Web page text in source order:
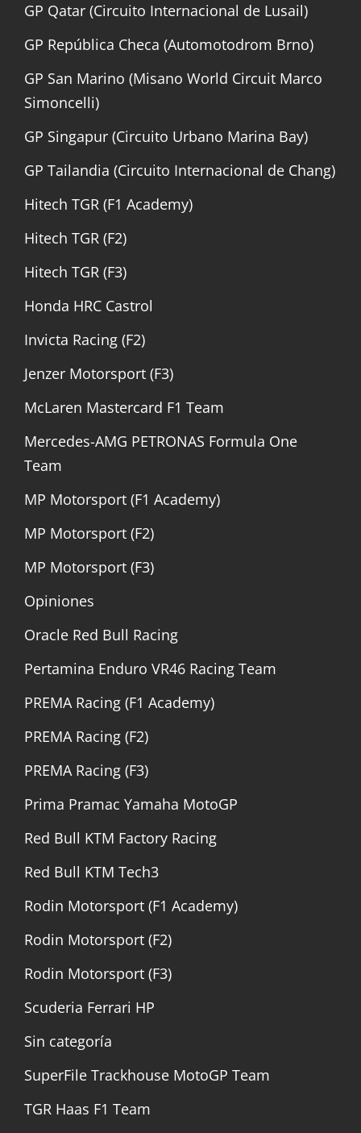
GP Qatar (Circuito Internacional de Lusail)
GP República Checa (Automotodrom Brno)
GP San Marino (Misano World Circuit Marco
Simoncelli)
GP Singapur (Circuito Urbano Marina Bay)
GP Tailandia (Circuito Internacional de Chang)
Hitech TGR (F1 Academy)
Hitech TGR (F2)
Hitech TGR (F3)
Honda HRC Castrol
Invicta Racing (F2)
Jenzer Motorsport (F3)
McLaren Mastercard F1 Team
Mercedes-AMG PETRONAS Formula One
Team
MP Motorsport (F1 Academy)
MP Motorsport (F2)
MP Motorsport (F3)
Opiniones
Oracle Red Bull Racing
Pertamina Enduro VR46 Racing Team
PREMA Racing (F1 Academy)
PREMA Racing (F2)
PREMA Racing (F3)
Prima Pramac Yamaha MotoGP
Red Bull KTM Factory Racing
Red Bull KTM Tech3
Rodin Motorsport (F1 Academy)
Rodin Motorsport (F2)
Rodin Motorsport (F3)
Scuderia Ferrari HP
Sin categoría
SuperFile Trackhouse MotoGP Team
TGR Haas F1 Team